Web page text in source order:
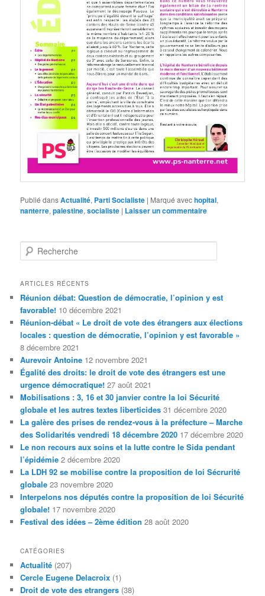
Publié dansActualité, Parti Socialiste | Marqué avechopital,
nanterre,palestine,socialiste | Laisser un commentaire
e
h
r
c
h
e
ARTICLES RÉCENTS
Réunion débat: Question de démocratie, l’opinion y est
favorable! 10 décembre 2021
Réunion-débat « Le droit de vote des étrangers aux élections
locales : question de démocratie, l’opinion y est favorable »
8 décembre 2021
Aurevoir Antoine 12 novembre 2021
Égalité des droits: le droit de vote des étrangers est une
urgence démocratique! 27 août 2021
Mobilisations : 3, 16 et 30 janvier contre la loi Sécurité
globale et les autres textes liberticides 31 décembre 2020
La galère des prises de rendez-vous à la préfecture – Marche
des Solidarités vendredi 18 décembre 2020 17 décembre 2020
Le non recours aux soins et la lutte contre le Sida pendant
l’épidémie 2 décembre 2020
La LDH 92 se mobilise contre la proposition de loi Sécrurité
globale 23 novembre 2020
Interpelons nos députés contre la proposition de loi Sécurité
globale! 17 novembre 2020
Festival des idées – 2ème édition 28 août 2020
CATÉGORIES
Actualité (207)
Cercle Eugene Delacroix (1)
Droit de vote des etrangers (38)